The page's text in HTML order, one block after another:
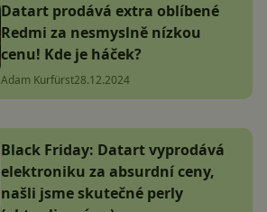
Datart prodává extra oblíbené
Redmi za nesmyslně nízkou
cenu! Kde je háček?
Adam Kurfürst28.12.2024
Black Friday: Datart vyprodává
elektroniku za absurdní ceny,
našli jsme skutečné perly